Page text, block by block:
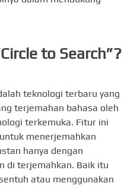
to Search”?
teknologi terbaru yang
terjemahan bahasa oleh
terkemuka. Fitur ini
menerjemahkan
hanya dengan
di terjemahkan. Baik itu
atau menggunakan